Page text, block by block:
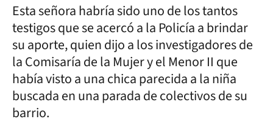
Esta señora habría sido uno de los tantos
testigos que se acercó a la Policía a brindar
su aporte, quien dijo a los investigadores de
la Comisaría de la Mujer y el Menor II que
había visto a una chica parecida a la niña
buscada en una parada de colectivos de su
barrio.